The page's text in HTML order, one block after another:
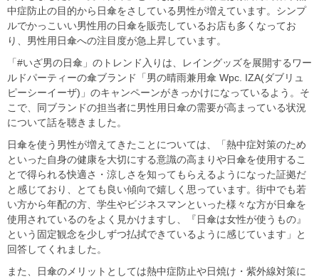
中症防止の目的から日傘をさしている男性が増えています。シンプ
ルでかっこいい男性用の日傘を販売しているお店も多くなってお
り、男性用日傘への注目度が急上昇しています。
「#いざ男の日傘」のトレンド入りは、レイングッズを展開するワー
ルドパーティーの傘ブランド「男の晴雨兼用傘 Wpc. IZA(ダブリュ
ピーシーイーザ)」のキャンペーンがきっかけになっているよう。そ
こで、同ブランドの担当者に男性用日傘の需要が高まっている状況
について話を聴きました。
日傘を使う男性が増えてきたことについては、「熱中症対策のため
といった自身の健康を大切にする意識の高まりや日傘を使用するこ
とで得られる快適さ・涼しさを知ってもらえるようになった証拠だ
と感じており、とても良い傾向で嬉しく思っています。街中でも若
い方から年配の方、学生やビジネスマンといった様々な方が日傘を
使用されているのをよく見かけますし、『日傘は女性が使うもの』
という固定観念を少しずつ払拭できているように感じています」と
回答してくれました。
また、日傘のメリットとしては熱中症防止や日焼け・紫外線対策に